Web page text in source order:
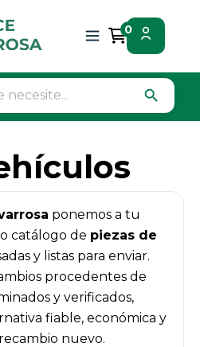
0
search
ponemos a tu
catálogo de piezas de
y listas para enviar.
procedentes de
y verificados,
fiable, económica y
nuevo.